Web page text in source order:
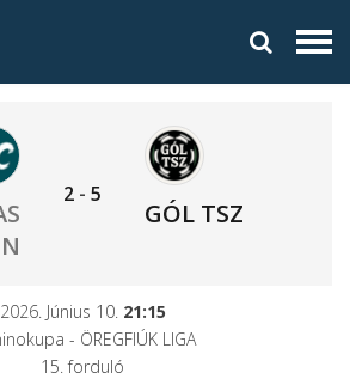
2- 5
GÓL TSZ
2026. Június 10. 21:15
- ÖREGFIÚK LIGA
15. forduló